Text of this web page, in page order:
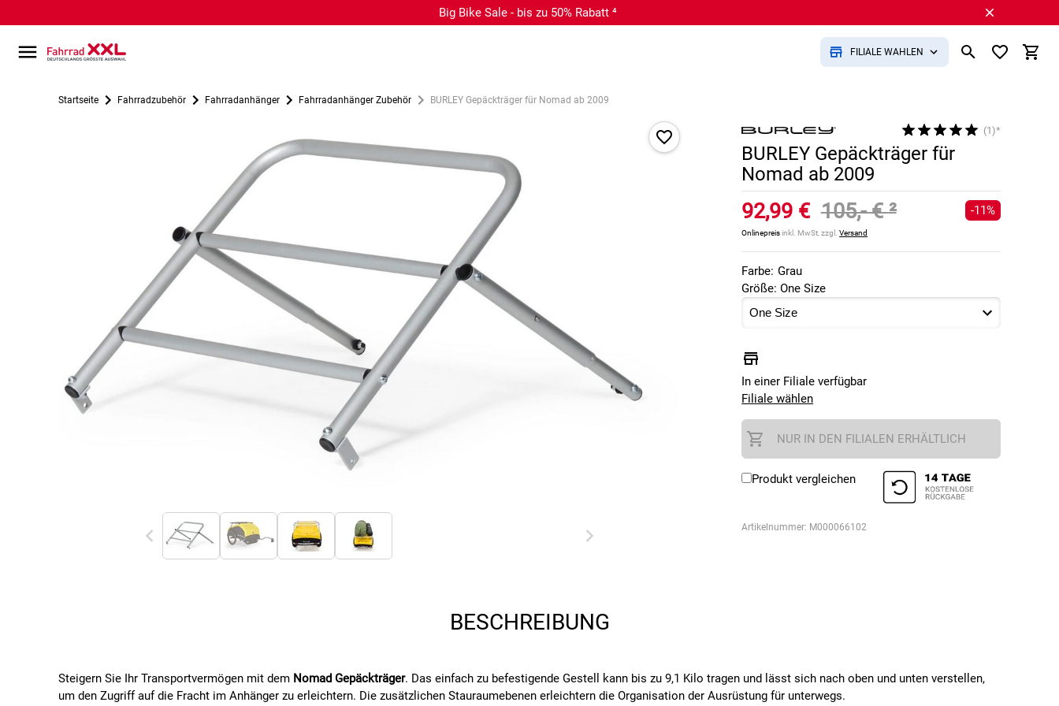
Big Bike Sale - bis zu 50% Rabatt ⁴
FILIALE WÄHLEN
Startseite Fahrradzubehör Fahrradanhänger Fahrradanhänger Zubehör BURLEY Gepäckträger für Nomad ab 2009
(1)*
BURLEY Gepäckträger für
Nomad ab 2009
92,99 € 105,- €²
Onlinepreisinkl. MwSt, zzgl.Versand
-11%
Farbe: Grau
Größe: One Size
In einer Filiale verfügbar
Filiale wählen
NUR IN DEN FILIALEN ERHÄLTLICH
Produkt vergleichen
Artikelnummer: M000066102
BESCHREIBUNG
Steigern Sie Ihr Transportvermögen mit dem Nomad Gepäckträger. Das einfach zu befestigende Gestell kann bis zu 9,1 Kilo tragen und lässt sich nach oben und unten verstellen,
um den Zugriff auf die Fracht im Anhänger zu erleichtern. Die zusätzlichen Stauraumebenen erleichtern die Organisation der Ausrüstung für unterwegs.